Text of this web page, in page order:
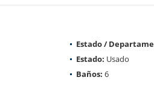
Estado /
Estado: Usado
Baños: 6